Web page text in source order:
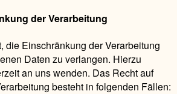
der Verarbeitung
die Einschränkung der Verarbeitung
Daten zu verlangen. Hierzu
an uns wenden. Das Recht auf
besteht in folgenden Fällen: